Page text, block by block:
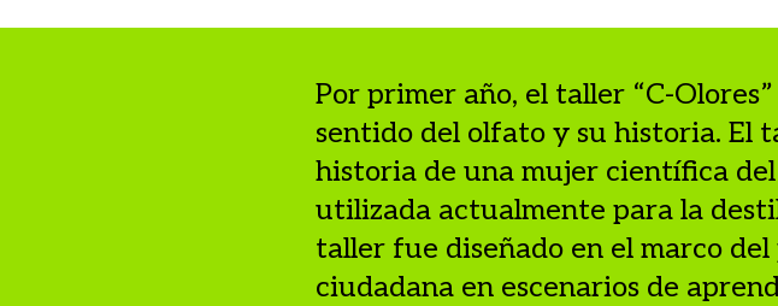
Por primer año, el taller “C-
sentido del olfato y su historia. El
historia de una mujer científica
utilizada actualmente para la
taller fue diseñado en el marco
ciudadana en escenarios de